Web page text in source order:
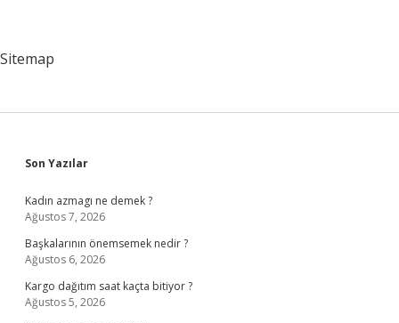
Sitemap
Sidebar
Son Yazılar
Kadın azmagı ne demek ?
Ağustos 7, 2026
Başkalarının önemsemek nedir ?
Ağustos 6, 2026
Kargo dağıtım saat kaçta bitiyor ?
Ağustos 5, 2026